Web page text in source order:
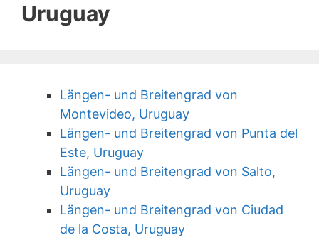
Uruguay
Längen- und Breitengrad von
Montevideo, Uruguay
Längen- und Breitengrad von Punta del
Este, Uruguay
Längen- und Breitengrad von Salto,
Uruguay
Längen- und Breitengrad von Ciudad
de la Costa, Uruguay